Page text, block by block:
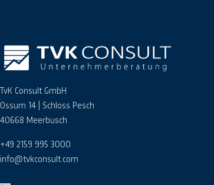
TvK Consult GmbH
Ossum 14 | Schloss Pesch
40668 Meerbusch
+49 2159 995 3000
info@tvkconsult.com